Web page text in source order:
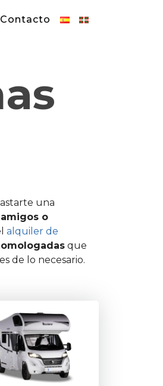
Contacto
una
o
alquiler de
que
de lo necesario.